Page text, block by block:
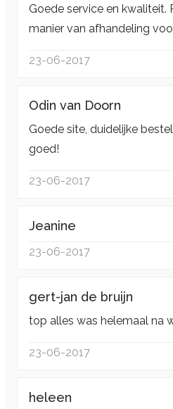
Goede service en kwaliteit.
manier van afhandeling
23-06-2017
Odin van Doorn
Goede site, duidelijke
goed!
23-06-2017
Jeanine
23-06-2017
gert-jan de bruijn
top alles was helemaal na
23-06-2017
heleen